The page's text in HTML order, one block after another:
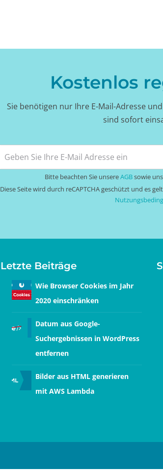
Kostenlos
Sie benötigen nur Ihre E-Mail-Adresse
sind sofort
Bitte beachten Sie unsereAGBsowie
Diese Seite wird durch reCAPTCHA geschützt und es
Letzte Beiträge
Wie Browser Cookies im Jahr
2020 einschränken
Datum aus Google-
Suchergebnissen in WordPress
entfernen
Bilder aus HTML generieren
mit AWS Lambda